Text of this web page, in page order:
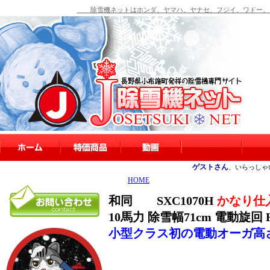
除雪機ネットはホンダ、ヤマハ、ヤナセ、フジイ、ワドー、
ゲストさん 、いらっし
HOME
和同 SXC1070H かなり仕
10馬力 除雪幅71cm 電動旋
小型クラス初の電動オーガ